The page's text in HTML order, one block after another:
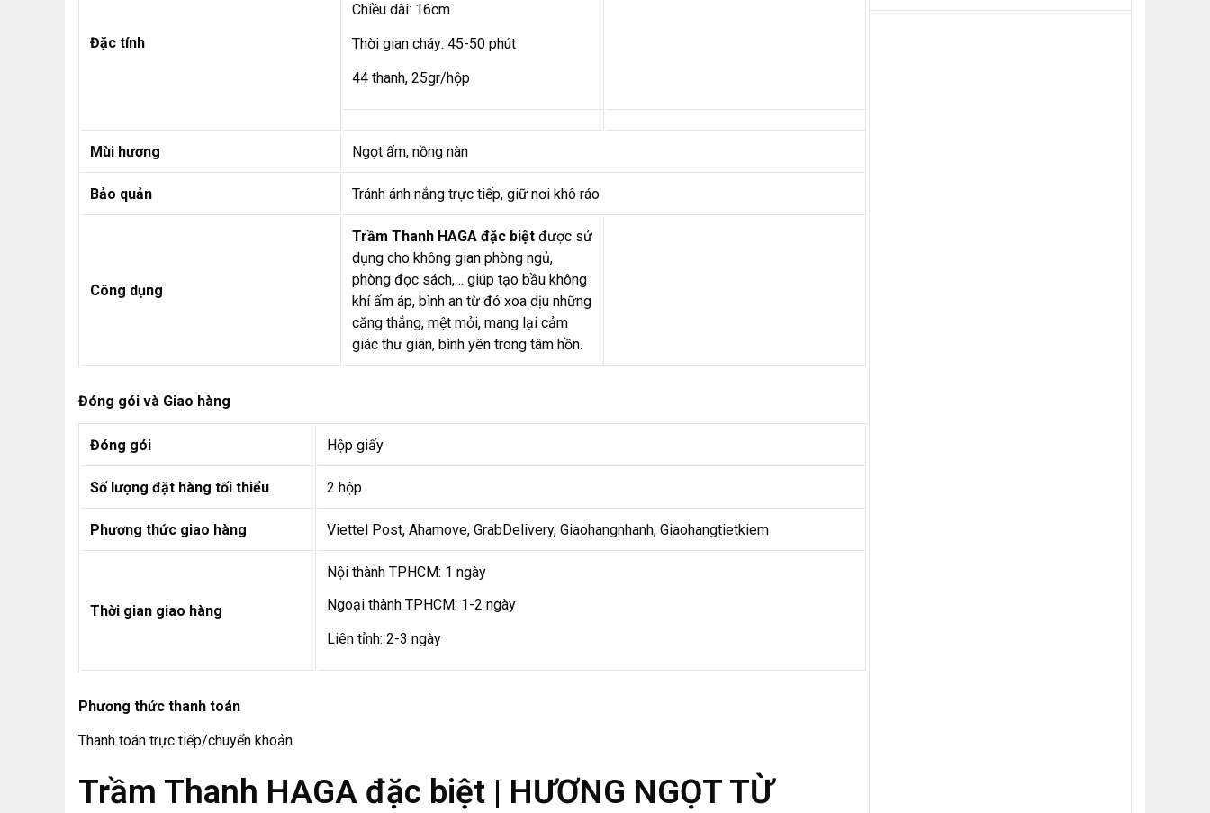
Đặc tính
Chiều dài: 16cm
Thời gian cháy: 45-50 phút
44 thanh, 25gr/hộp
Mùi hương Ngọt ấm, nồng nàn
Bảo quản Tránh ánh nắng trực tiếp, giữ nơi khô ráo
Công dụng
Trầm Thanh HAGA đặc biệt được sử
dụng cho không gian phòng ngủ,
phòng đọc sách,… giúp tạo bầu không
khí ấm áp, bình an từ đó xoa dịu những
căng thẳng, mệt mỏi, mang lại cảm
giác thư giãn, bình yên trong tâm hồn.
Đóng gói và Giao hàng
Đóng gói Hộp giấy
Số lượng đặt hàng tối thiểu 2 hộp
Phương thức giao hàng Viettel Post, Ahamove, GrabDelivery, Giaohangnhanh, Giaohangtietkiem
Thời gian giao hàng
Nội thành TPHCM: 1 ngày
Ngoại thành TPHCM: 1-2 ngày
Liên tỉnh: 2-3 ngày
Phương thức thanh toán
Thanh toán trực tiếp/chuyển khoản.
Trầm Thanh HAGA đặc biệt | HƯƠNG NGỌT TỪ